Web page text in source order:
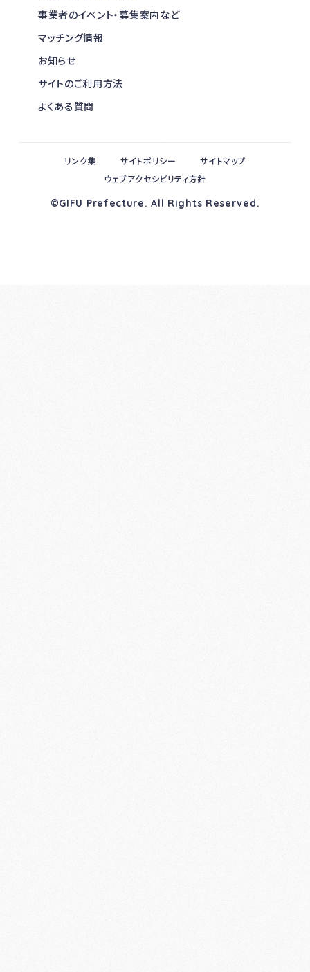
事業者のイベント・募集案内など
マッチング情報
お知らせ
サイトのご利用方法
よくある質問
©GIFU Prefecture. All Rights Reserved.
リンク集 サイトポリシー
サイトマップ
ウェブアクセシビリティ方針